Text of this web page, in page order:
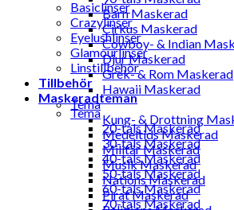
Barn Maskerad
Cirkus Maskerad
Cowboy- & Indian
Djur Maskerad
Grek- & Rom Maskerad
Hawaii Maskerad
Tema
Kung- & Drottning
Medeltids Maskerad
Militär Maskerad
Musik Maskerad
Nations Maskerad
Pirat Maskerad
Basiclinser
Crazylinser
Eyelushlinser
Glamourlinser
Linstillbehör
Tillbehör
Maskeradteman
Tema
20-tals Maskerad
30-tals Maskerad
40-tals Maskerad
50-tals Maskerad
60-tals Maskerad
70-tals Maskerad